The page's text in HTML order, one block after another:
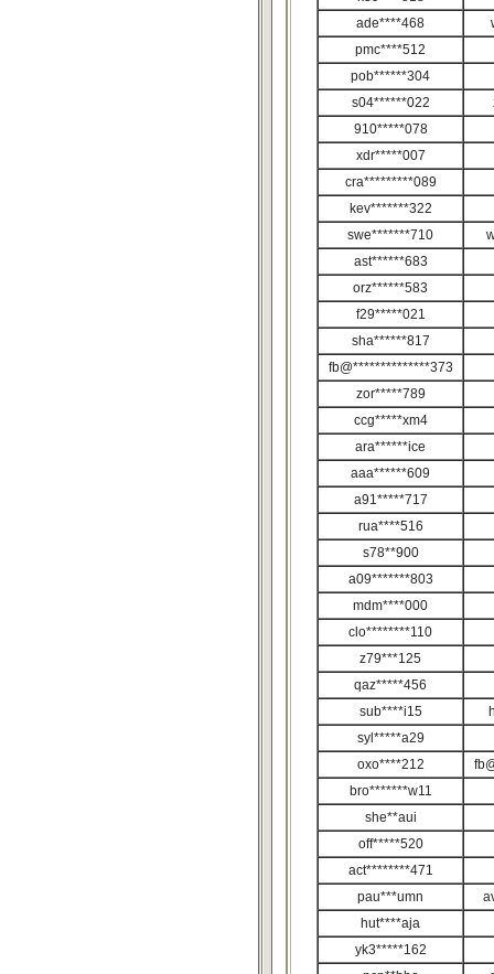
ade****468
pmc****512
pob******304
s04******022
910*****078
xdr*****007
cra*********089
kev*******322
swe*******710
ast******683
orz******583
f29*****021
sha******817
fb@**************373
zor*****789
ccg*****xm4
ara******ice
aaa******609
a91*****717
rua****516
s78**900
a09*******803
mdm****000
clo********110
z79***125
qaz*****456
sub****i15
syl*****a29
oxo****212
bro*******w11
she**aui
off*****520
act********471
pau***umn
hut****aja
yk3*****162